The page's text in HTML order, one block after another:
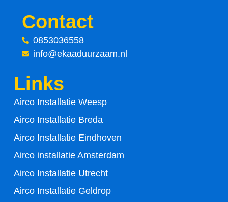
c
e
b
o
k
-
f
Contact
0853036558
info@ekaaduurzaam.nl
Links
Airco Installatie Weesp
Airco Installatie Breda
Airco Installatie Eindhoven
Airco installatie Amsterdam
Airco Installatie Utrecht
Airco Installatie Geldrop